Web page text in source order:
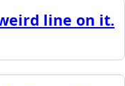
line on it.